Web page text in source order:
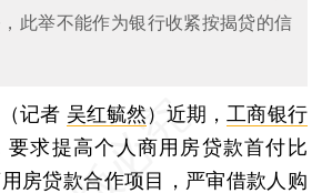
此举不能作为银行收紧按揭贷的信
记者 吴红毓然）近期， 工商银行
要求提高个人商用房贷款首付比
房贷款合作项目，严审借款人购